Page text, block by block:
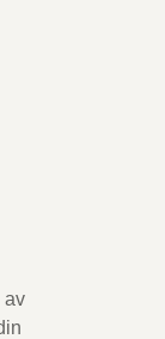
av